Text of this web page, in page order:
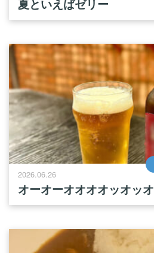
夏といえばゼリー
2026.06.26
オーオーオオオオッオッオ